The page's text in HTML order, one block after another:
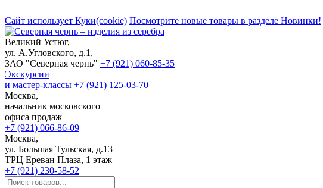
Сайт использует Куки(cookie) Посмотрите новые товары в разделе Новинки!
Великий Устюг,
ул. А.Угловского, д.1,
ЗАО "Северная чернь" +7 (921) 060-85-35
Экскурсии
и мастер-классы +7 (921) 125-03-70
Москва,
начальник московского
офиса продаж
+7 (921) 066-86-09
Москва,
ул. Большая Тульская, д.13
ТРЦ Ереван Плаза, 1 этаж
+7 (921) 230-58-52